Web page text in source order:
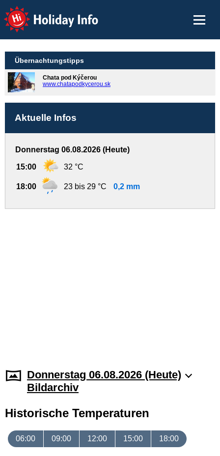
Holiday Info
Übernachtungstipps
Chata pod Kýčerou
www.chatapodkycerou.sk
Aktuelle Infos
Donnerstag 06.08.2026 (Heute)
15:00 32 °C
18:00 23 bis 29 °C 0,2 mm
Donnerstag 06.08.2026 (Heute)
Bildarchiv
Historische Temperaturen
06:00 09:00 12:00 15:00 18:00